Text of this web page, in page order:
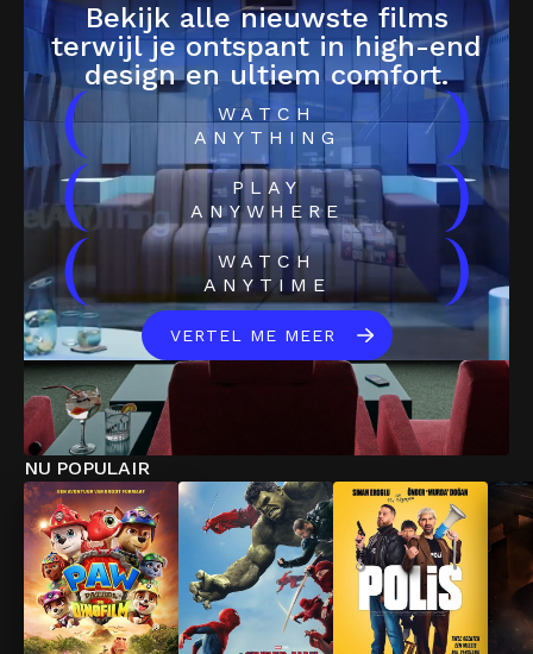
Bekijk alle nieuwste films
terwijl je ontspant in high-end
design en ultiem comfort.
(
WATCH
ANYTHING
)
(
PLAY
ANYWHERE
)
(
WATCH
ANYTIME
)
VERTEL ME MEER
NU POPULAIR